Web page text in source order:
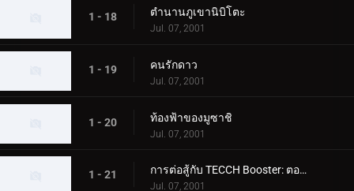
1 - 18 ตำนานภูเขานิบิโตะ
Jul. 07, 2001
1 - 19 คนรักดาว
Jul. 07, 2001
1 - 20 ท้องฟ้าของมูซาชิ
Jul. 07, 2001
1 - 21 การต่อสู้กับ TECCH Booster: ตอนที่ 1
Jul. 07, 2001